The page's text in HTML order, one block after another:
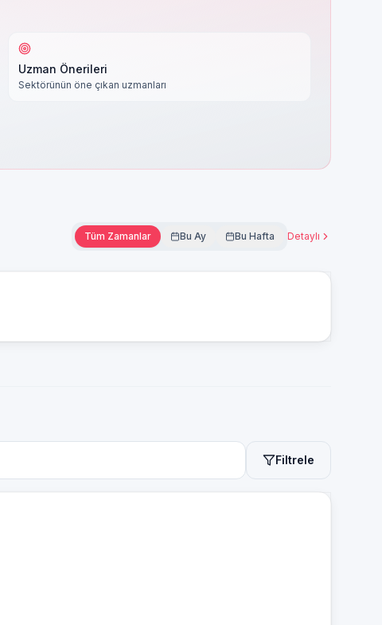
Uzman Önerileri
Sektörünün öne çıkan uzmanları
Tüm Zamanlar Bu Ay Bu Hafta Detaylı
Filtrele